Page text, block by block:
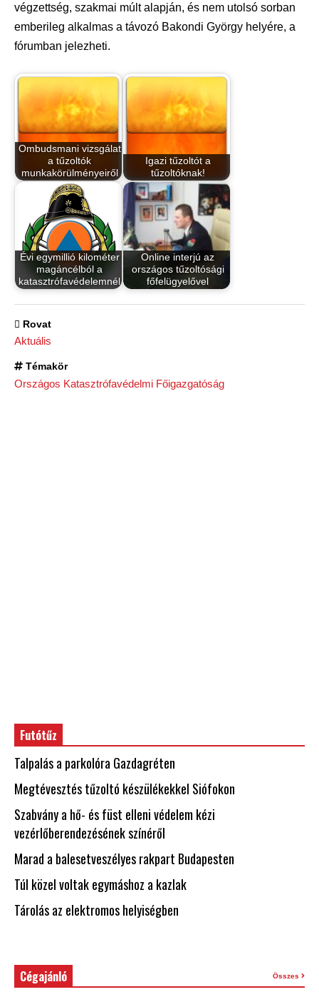
végzettség, szakmai múlt alapján, és nem utolsó sorban
emberileg alkalmas a távozó Bakondi György helyére, a
fórumban jelezheti.
Ombudsmani vizsgálat
a tűzoltók
munkakörülményeiről
Igazi tűzoltót a
tűzoltóknak!
Évi egymillió kilométer
magáncélból a
katasztrófavédelemnél
Online interjú az
országos tűzoltósági
főfelügyelővel
Rovat
Aktuális
Témakör
Országos Katasztrófavédelmi Főigazgatóság
Futótűz
Talpalás a parkolóra Gazdagréten
Megtévesztés tűzoltó készülékekkel Siófokon
Szabvány a hő- és füst elleni védelem kézi
vezérlőberendezésének színéről
Marad a balesetveszélyes rakpart Budapesten
Túl közel voltak egymáshoz a kazlak
Tárolás az elektromos helyiségben
Cégajánló Összes